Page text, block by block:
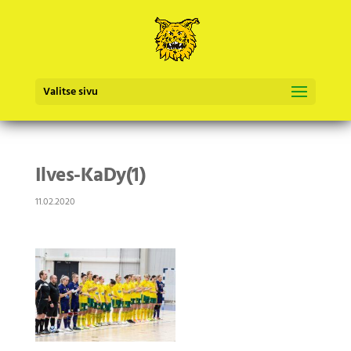
Valitse sivu
Ilves-KaDy(1)
11.02.2020